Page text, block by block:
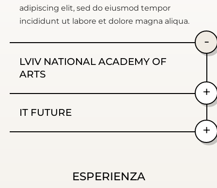
adipiscing elit, sed do eiusmod tempor
incididunt ut labore et dolore magna aliqua.
LVIV NATIONAL ACADEMY OF
ARTS
2012 - 2014
Lorem ipsum dolor sit amet, consectetur
IT FUTURE
Lorem ipsum dolor sit amet, consectetur
ESPERIENZA